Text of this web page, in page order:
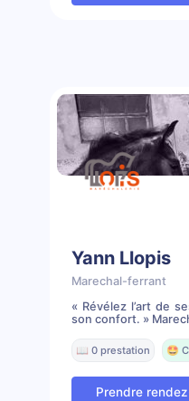
Yann Llopis
Marechal-ferrant
« Révélez l’art de
son confort. »
📖 0 prestation 🤩
Prendre